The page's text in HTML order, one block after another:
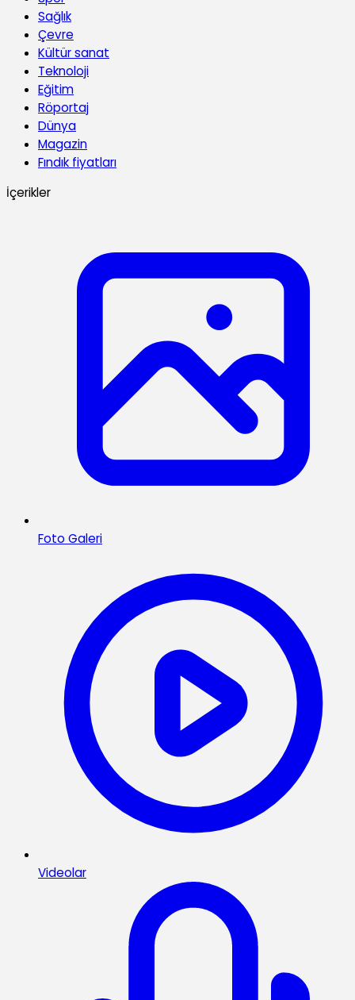
Sağlık
Çevre
Kültür sanat
Teknoloji
Eğitim
Röportaj
Dünya
Magazin
Fındık fiyatları
İçerikler
Foto Galeri
Videolar